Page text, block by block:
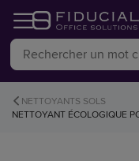
NETTOYANTS SOLS
NETTOYANT ÉCOLOGIQUE